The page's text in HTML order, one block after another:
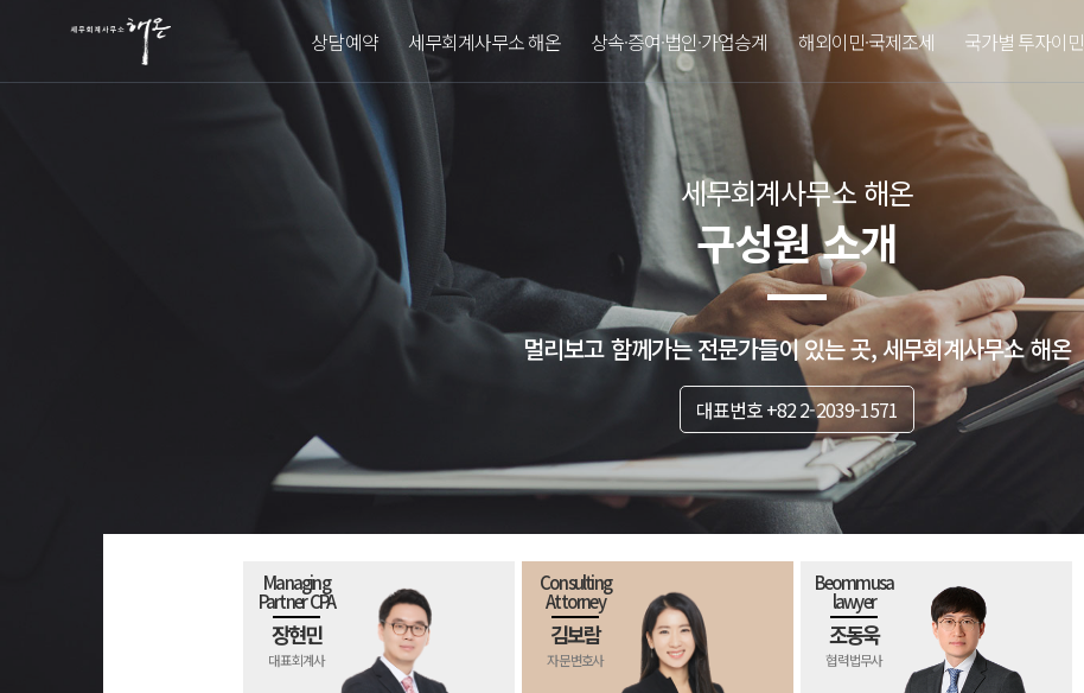
상담예약 세무회계사무소 해온 상속·증여·법인·가업승계 해외이민·국제조세 국가별 투자이민
세무회계사무소 해온
구성원 소개
멀리보고 함께가는 전문가들이 있는 곳, 세무회계사무소 해온
대표번호 +82 2-2039-1571
Managing
Partner CPA
장현민
대표 회계사
Consulting
Attorney
김보람
자문 변호사
Beommusa
lawyer
조동욱
협력 법무사